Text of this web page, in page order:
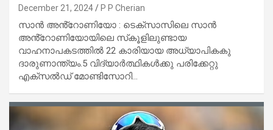
December 21, 2024 P P Cherian
സാൻ അൻ്റോണിയോ : ടെക്സാസിലെ സാൻ
അൻ്റോണിയോയിലെ സ്‌കൂളിലുണ്ടായ
വാഹനാപകടത്തിൽ 22 കാരിയായ അധ്യാപികകു
ദാരുണാന്ത്യം.5 വിദ്യാർത്ഥികൾക്കു പരിക്കേറ്റു
എക്‌സൽഡ് മോണ്ടിസോറി…